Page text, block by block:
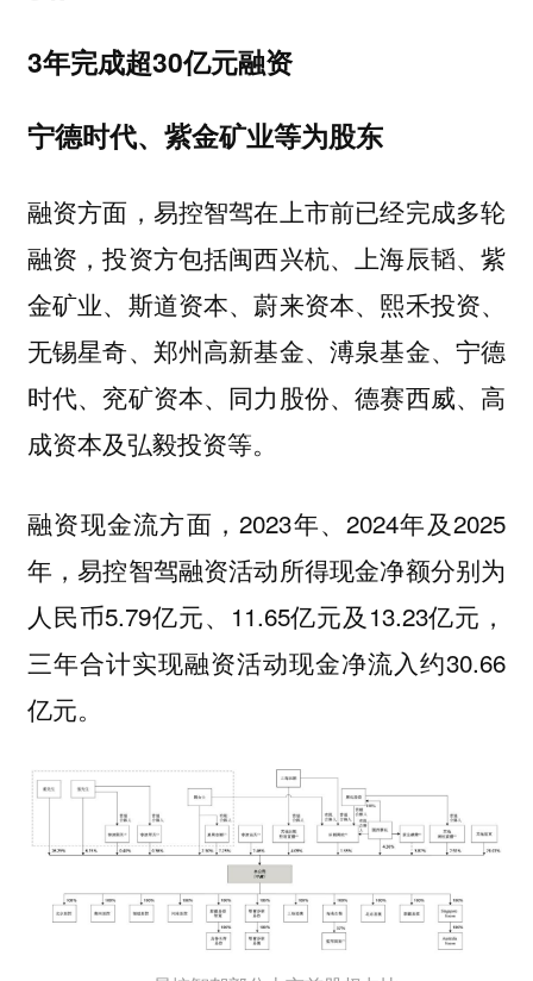
3年完成超30亿元融资
宁德时代、紫金矿业等为股东
融资方面，易控智驾在上市前已经完成多轮
融资，投资方包括闽西兴杭、上海辰韬、紫
金矿业、斯道资本、蔚来资本、熙禾投资、
无锡星奇、郑州高新基金、溥泉基金、宁德
时代、兖矿资本、同力股份、德赛西威、高
成资本及弘毅投资等。
融资现金流方面，2023年、2024年及2025
年，易控智驾融资活动所得现金净额分别为
人民币5.79亿元、11.65亿元及13.23亿元，
三年合计实现融资活动现金净流入约30.66
亿元。